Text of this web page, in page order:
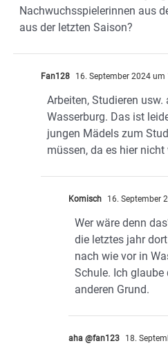
Nachwuchsspielerinnen aus
aus der letzten Saison?
Fan128 16. September 2024 um
Arbeiten, Studieren
Wasserburg. Das ist
jungen Mädels zum
müssen, da es hier
Komisch 16. September
Wer wäre denn
die letztes jahr
nach wie vor in
Schule. Ich glaube
anderen Grund.
aha @fan123 18.